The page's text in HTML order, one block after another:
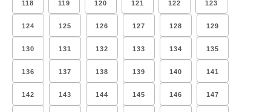
118 119 120 121 122 123
124 125 126 127 128 129
130 131 132 133 134 135
136 137 138 139 140 141
142 143 144 145 146 147